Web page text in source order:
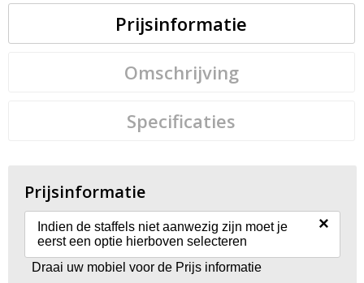
Prijsinformatie
Omschrijving
Specificaties
Prijsinformatie
Indien de staffels niet aanwezig zijn moet je
eerst een optie hierboven selecteren
×
Draai uw mobiel voor de Prijs informatie